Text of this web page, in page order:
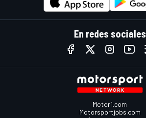
En redes sociales
Motor1.com
Motorsportjobs.com